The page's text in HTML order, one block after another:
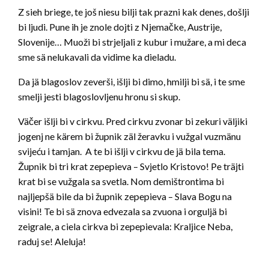
Z sieh briege, te još niesu bilji tak prazni kak denes, došlji
bi ljudi. Pune ih je znole dojti z Njemačke, Austrije,
Slovenije… Muoži bi strjeljali z kubur i mužare, a mi deca
sme sä nelukavali da vidime ka dieladu.
Da jä blagoslov zeverši, išlji bi dimo, hmilji bi sä, i te sme
smelji jesti blagoslovljenu hronu si skup.
Väčer išlji bi v cirkvu. Pred cirkvu zvonar bi zekuri väljiki
jogenj ne kärem bi župnik zäl žeravku i vužgal vuzmänu
svijeću i tamjan. A te bi išlji v cirkvu de jä bila tema.
Župnik bi tri krat zepepieva – Svjetlo Kristovo! Pe träjti
krat bi se vužgala sa svetla. Nom demištrontima bi
najljepšä bile da bi župnik zepepieva – Slava Bogu na
visini! Te bi sä znova edvezala sa zvuona i orguljä bi
zeigrale, a ciela cirkva bi zepepievala: Kraljice Neba,
raduj se! Aleluja!